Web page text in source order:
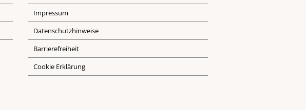
Impressum
Datenschutzhinweise
Barrierefreiheit
Cookie Erklärung